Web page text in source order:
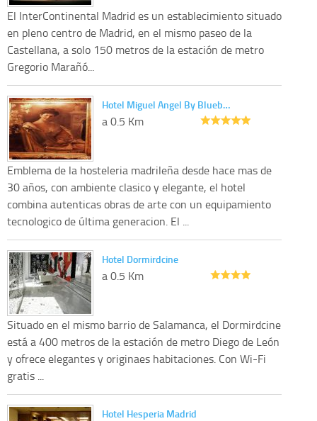
El InterContinental Madrid es un establecimiento situado
en pleno centro de Madrid, en el mismo paseo de la
Castellana, a solo 150 metros de la estación de metro
Gregorio Marañó...
Hotel Miguel Angel By Blueb…
a 0.5 Km
Emblema de la hosteleria madrileña desde hace mas de
30 años, con ambiente clasico y elegante, el hotel
combina autenticas obras de arte con un equipamiento
tecnologico de última generacion. El ...
Hotel Dormirdcine
a 0.5 Km
Situado en el mismo barrio de Salamanca, el Dormirdcine
está a 400 metros de la estación de metro Diego de León
y ofrece elegantes y originaes habitaciones. Con Wi-Fi
gratis ...
Hotel Hesperia Madrid